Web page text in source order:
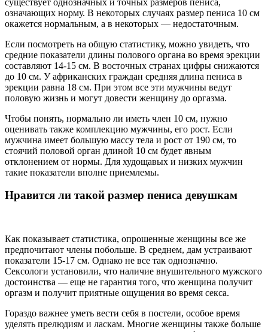
означающих норму. В некоторых случаях размер пениса 10 см
окажется нормальным, а в некоторых — недостаточным.
Если посмотреть на общую статистику, можно увидеть, что
средние показатели длины полового органа во время эрекции
составляют 14-15 см. В восточных странах цифры снижаются
до 10 см. У африканских граждан средняя длина пениса в
эрекции равна 18 см. При этом все эти мужчины ведут
половую жизнь и могут довести женщину до оргазма.
Чтобы понять, нормально ли иметь член 10 см, нужно
оценивать также комплекцию мужчины, его рост. Если
мужчина имеет большую массу тела и рост от 190 см, то
стоячий половой орган длиной 10 см будет явным
отклонением от нормы. Для худощавых и низких мужчин
такие показатели вполне приемлемы.
Нравится ли такой размер пениса девушкам
Как показывает статистика, опрошенные женщины все же
предпочитают члены побольше. В среднем, дам устраивают
показатели 15-17 см. Однако не все так однозначно.
Сексологи установили, что наличие внушительного мужского
достоинства — еще не гарантия того, что женщина получит
оргазм и получит приятные ощущения во время секса.
Гораздо важнее уметь вести себя в постели, особое время
уделять прелюдиям и ласкам. Многие женщины также больше